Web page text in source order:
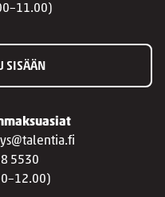
SISÄÄN
5530